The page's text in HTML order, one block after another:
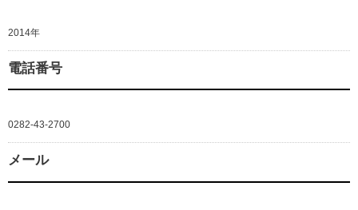
2014年
電話番号
0282-43-2700
メール